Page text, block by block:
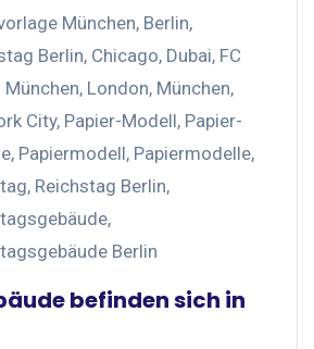
München, Berlin,
Berlin, Chicago, Dubai, FC
München, London, München,
City, Papier-Modell, Papier-
, Papiermodell, Papiermodelle,
, Reichstag Berlin,
,
Berlin
befinden sich in